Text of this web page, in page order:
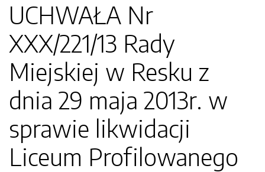
UCHWAŁA Nr
XXX/221/13 Rady
Miejskiej w Resku z
dnia 29 maja 2013r. w
sprawie likwidacji
Liceum Profilowanego